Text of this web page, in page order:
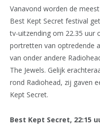
Vanavond worden de
Best Kept Secret festival
tv-uitzending om 22.35 uur
portretten van optredende
van onder andere
The Jewels. Gelijk
rond Radiohead, zij gaven
Kept Secret.
Best Kept Secret, 22:15